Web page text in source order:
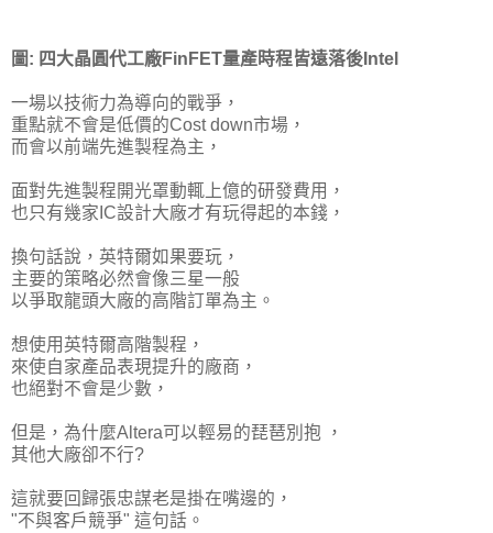
圖: 四大晶圓代工廠FinFET量產時程皆遠落後Intel
一場以技術力為導向的戰爭，
重點就不會是低價的Cost down市場，
而會以前端先進製程為主，
面對先進製程開光罩動輒上億的研發費用，
也只有幾家IC設計大廠才有玩得起的本錢，
換句話說，英特爾如果要玩，
主要的策略必然會像三星一般
以爭取龍頭大廠的高階訂單為主。
想使用英特爾高階製程，
來使自家產品表現提升的廠商，
也絕對不會是少數，
但是，為什麼Altera可以輕易的琵琶別抱 ，
其他大廠卻不行?
這就要回歸張忠謀老是掛在嘴邊的，
"不與客戶競爭" 這句話。